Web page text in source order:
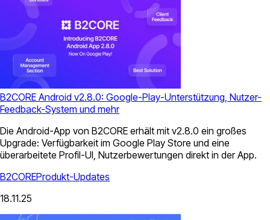
B2CORE Android v2.8.0: Google-Play-Unterstützung, Nutzer-
Feedback-System und mehr
Die Android-App von B2CORE erhält mit v2.8.0 ein großes
Upgrade: Verfügbarkeit im Google Play Store und eine
überarbeitete Profil-UI, Nutzerbewertungen direkt in der App.
B2COREProdukt-Updates
18.11.25